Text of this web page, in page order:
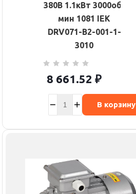
380В 1.1кВт 3000об/
мин 1081 IEK
DRV071-B2-001-1-
3010
8 661.52 ₽
В корзину